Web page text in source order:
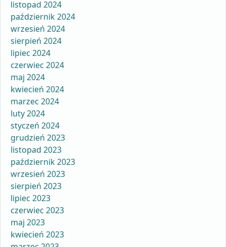
listopad 2024
październik 2024
wrzesień 2024
sierpień 2024
lipiec 2024
czerwiec 2024
maj 2024
kwiecień 2024
marzec 2024
luty 2024
styczeń 2024
grudzień 2023
listopad 2023
październik 2023
wrzesień 2023
sierpień 2023
lipiec 2023
czerwiec 2023
maj 2023
kwiecień 2023